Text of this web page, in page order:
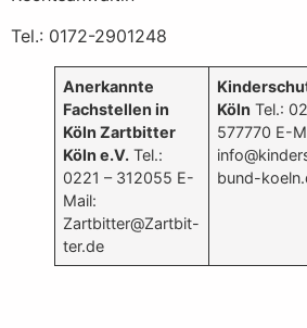
Tel.: 0172-2901248
Anerkannte
Fachstellen in
Köln Zartbitter
Köln e.V. Tel.:
0221 – 312055 E-
Mail:
Zartbitter@Zartbit-
ter.de
Köln Tel.:
577770 E-
bund-